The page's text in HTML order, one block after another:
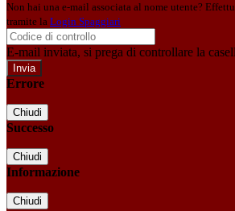
Non hai una e-mail associata al nome utente?
tramite la Login Spaggiari
E-mail inviata, si prega di controllare la
Errore
Chiudi
Successo
Chiudi
Informazione
Chiudi